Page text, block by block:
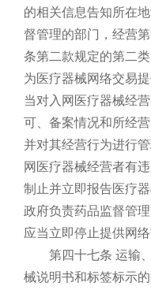
的相关信息告知所在
督管理的部门，经营
条第二款规定的第二类
为医疗器械网络交易
当对入网医疗器械经
可、备案情况和所经
并对其经营行为进行
网医疗器械经营者有
制止并立即报告医疗
政府负责药品监督管
应当立即停止提供网络
第四十七条 运输
械说明书和标签标示